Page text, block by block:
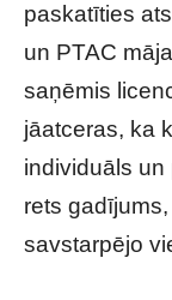
paskatīties
un PTAC
saņēmis
jāatceras, ka
individuāls un
rets
savstarpējo